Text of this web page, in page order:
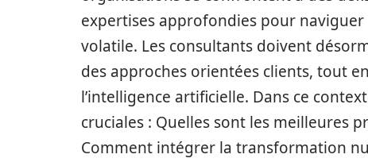
expertises approfondies pour
volatile. Les consultants doivent
des approches orientées clients, tout
l’intelligence artificielle. Dans ce
cruciales : Quelles sont les meilleures
Comment intégrer la transformation